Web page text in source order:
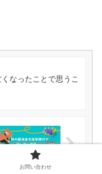
なったことで思うこ
お問い合わせ